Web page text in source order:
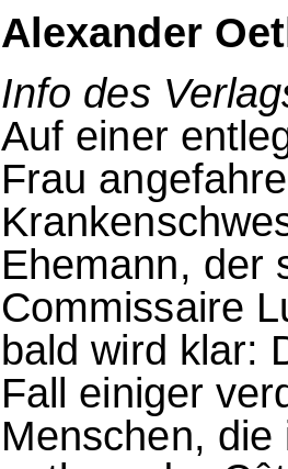
Alexander
Info des
Auf einer
Frau
Ehemann, der
Commissaire
bald wird klar:
Fall einiger
Menschen,